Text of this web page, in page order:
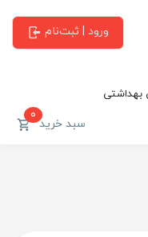
ورود | ثبت‌نام
بهداشتی
سبد خرید0